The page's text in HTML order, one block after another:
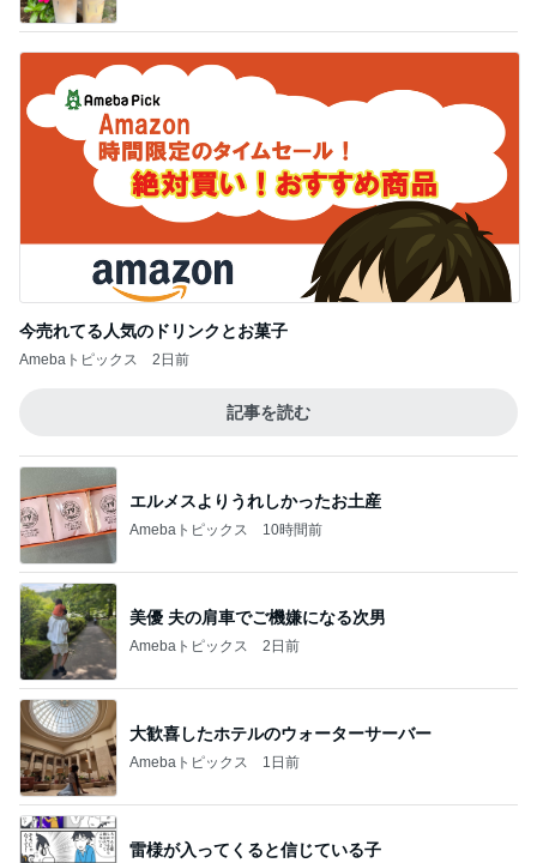
今売れてる人気のドリンクとお菓子
Amebaトピックス 2日前
記事を読む
エルメスよりうれしかったお土産
Amebaトピックス 10時間前
美優 夫の肩車でご機嫌になる次男
Amebaトピックス 2日前
大歓喜したホテルのウォーターサーバー
Amebaトピックス 1日前
雷様が入ってくると信じている子